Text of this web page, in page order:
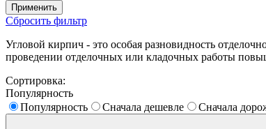
Применить
Сбросить фильтр
Угловой кирпич - это особая разновидность
проведении отделочных или кладочных работы
Сортировка:
Популярность
Популярность
Сначала дешевле Сначала